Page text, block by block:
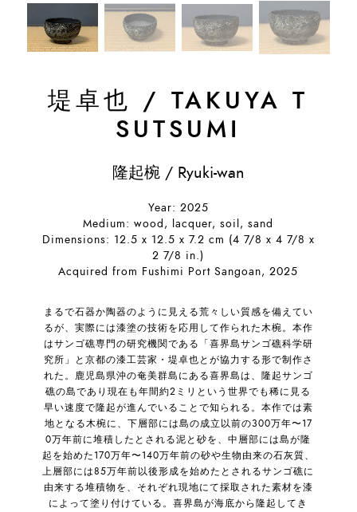
堤卓也 /TAKUYA T
SUTSUMI
隆起椀 / Ryuki-wan
Year: 2025
Medium: wood, lacquer, soil, sand
Dimensions: 12.5 x 12.5 x 7.2 cm (4 7/8 x 4 7/8 x
2 7/8 in.)
Acquired from Fushimi Port Sangoan, 2025
まるで石器か陶器のように見える荒々しい質感を備えてい
るが、実際には漆塗の技術を応用して作られた木椀。本作
はサンゴ礁専門の研究機関である「喜界島サンゴ礁科学研
究所」と京都の漆工芸家・堤卓也とが協力する形で制作さ
れた。鹿児島県沖の奄美群島にある喜界島は、隆起サンゴ
礁の島であり現在も年間約2ミリという世界でも稀に見る
早い速度で隆起が進んでいることで知られる。本作では素
地となる木椀に、下層部には島の成立以前の300万年〜17
0万年前に堆積したとされる泥と砂を、中層部には島が隆
起を始めた170万年〜140万年前の砂や生物由来の石灰質、
上層部には85万年前以後形成を始めたとされるサンゴ礁に
由来する堆積物を、それぞれ現地にて採取された素材を漆
によって塗り付けている。喜界島が海底から隆起してき